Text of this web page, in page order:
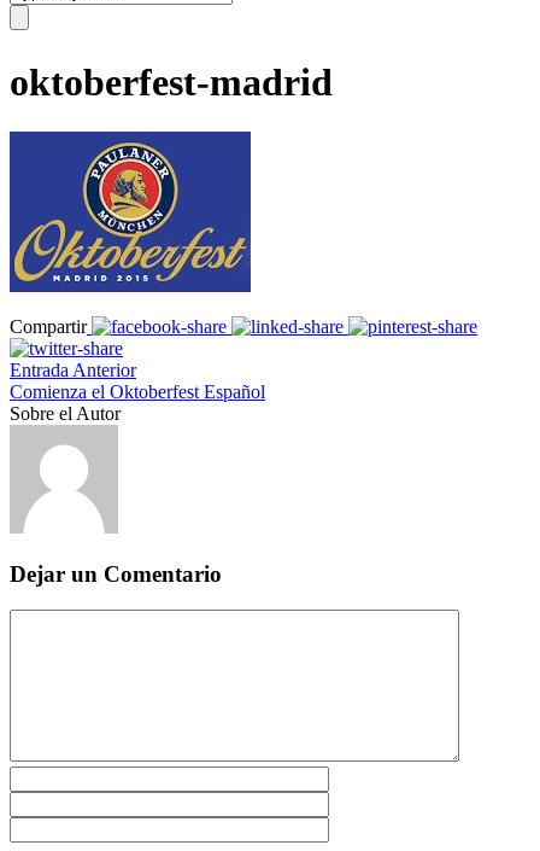
oktoberfest-madrid
Compartir
Entrada Anterior
Comienza el Oktoberfest Español
Sobre el Autor
Dejar un Comentario